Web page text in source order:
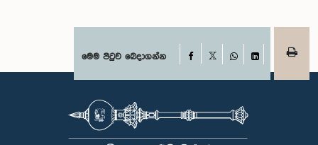
මෙම පිටුව බෙදාගන්න Facebook
WhatsAppLinkedIn